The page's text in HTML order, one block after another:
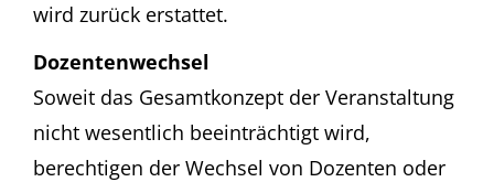
wird zurück erstattet.
Dozentenwechsel
Soweit das Gesamtkonzept der Veranstaltung
nicht wesentlich beeinträchtigt wird,
berechtigen der Wechsel von Dozenten oder